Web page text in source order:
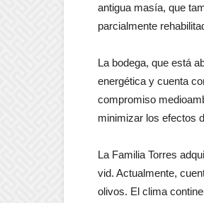
antigua masía, que
parcialmente
La bodega, que está
energética y cuenta
compromiso
minimizar los efectos
La Familia Torres
vid. Actualmente,
olivos. El clima